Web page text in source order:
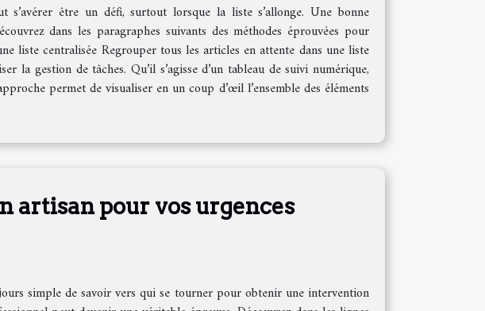
s’avérer être un défi, surtout lorsque la liste s’allonge. Une bonne
dans les paragraphes suivants des méthodes éprouvées pour
liste centralisée Regrouper tous les articles en attente dans une liste
la gestion de tâches. Qu’il s’agisse d’un tableau de suivi numérique,
permet de visualiser en un coup d’œil l’ensemble des éléments
artisan pour vos urgences
simple de savoir vers qui se tourner pour obtenir une intervention